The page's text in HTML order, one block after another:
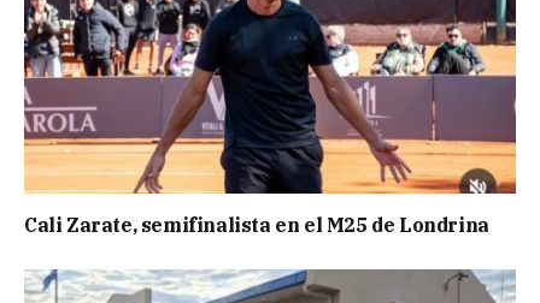
Cali Zarate, semifinalista en el M25 de Londrina